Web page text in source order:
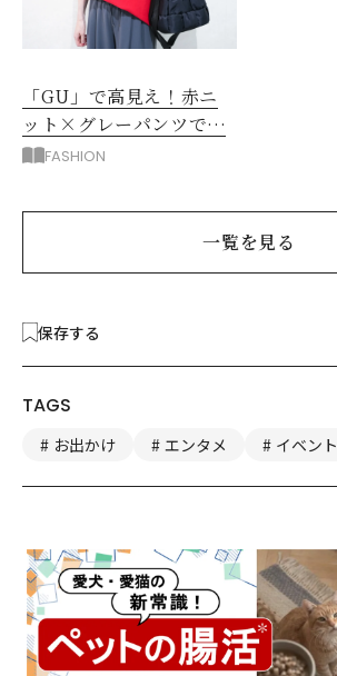
「GU」で高見え！赤ニ
ット×グレーパンツで作
る大人の休日コーデ
FASHION
一覧を見る
保存する
TAGS
お出かけ エンタメ イベント